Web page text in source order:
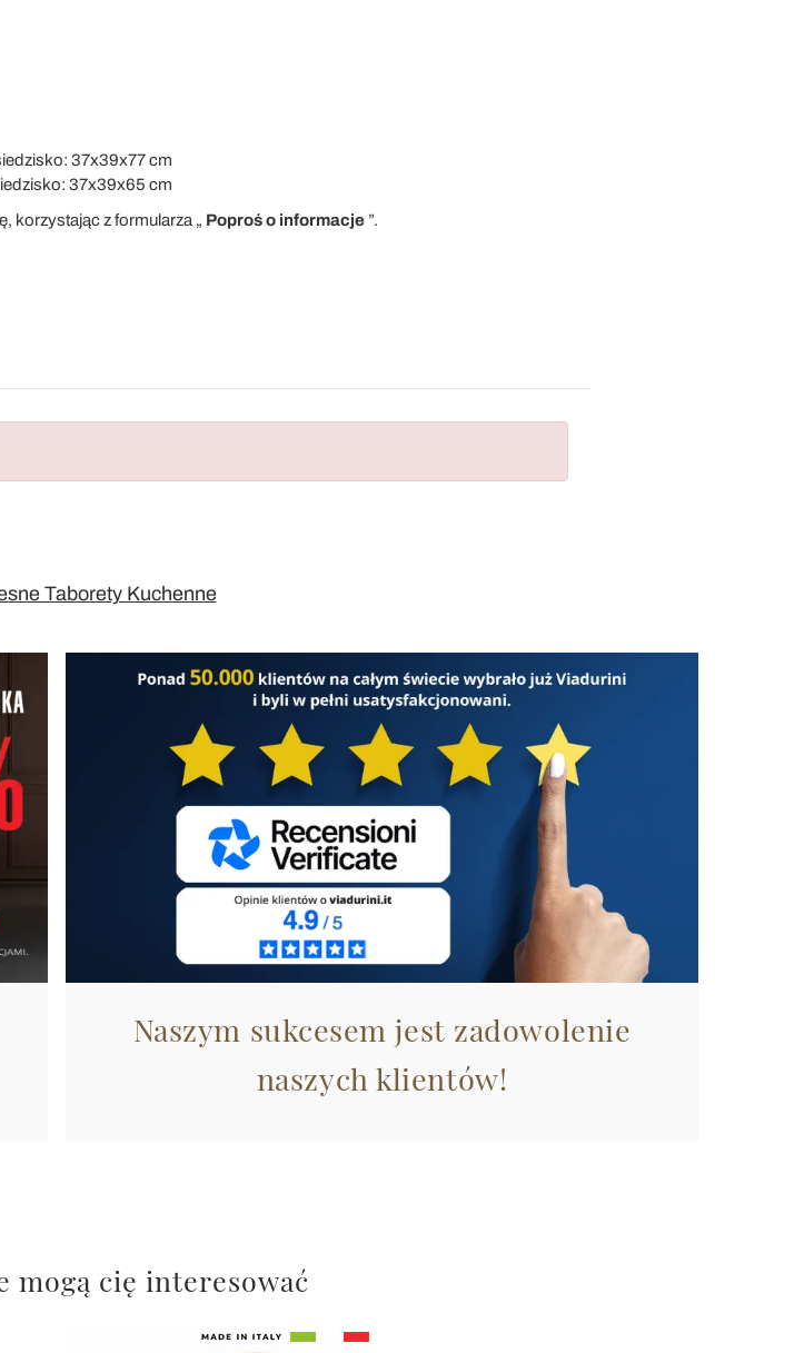
37x39x77 cm
37x39x65 cm
korzystając z formularza „ Poproś o informacje”.
Taborety Kuchenne
Naszym sukcesem jest zadowolenie
naszych klientów!
mogą cię interesować